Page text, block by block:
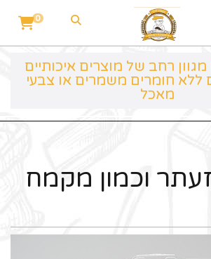
0
רחב של מוצרים איכותיים
ללא חומרים משמרים או צבעי
מאכל
וכמון מקמח